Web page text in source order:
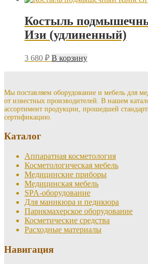
Костыль
Изи (удлиненный)
3 680 ₽ В корзину
Мы поставляем оборудование и мебель для
от известных производителей. В нашем
ассортимент продукции, прошедшей
сертификацию.
Каталог
Аппаратная косметология
Косметологическая мебель
Медицинские приборы
Медицинская мебель
SPA-оборудование
Для маникюра и педикюра
Парикмахерское оборудование
Косметические средства
Расходные материалы
Навигация